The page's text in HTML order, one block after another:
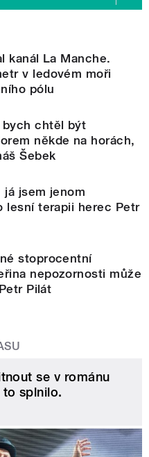
kanál La Manche.
v ledovém moři
pólu
bych chtěl být
někde na horách,
Šebek
jsem jenom
lesní terapii herec Petr
stoprocentní
nepozornosti může
Pilát
se v románu
to splnilo.